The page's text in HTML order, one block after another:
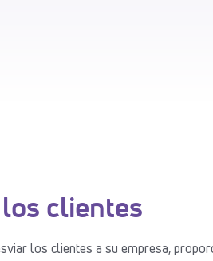
clientes
los clientes a su empresa,